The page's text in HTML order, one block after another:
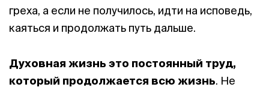
греха, а если не получилось, идти на исповедь,
каяться и продолжать путь дальше.
Духовная жизнь это постоянный труд,
который продолжается всю жизнь. Не